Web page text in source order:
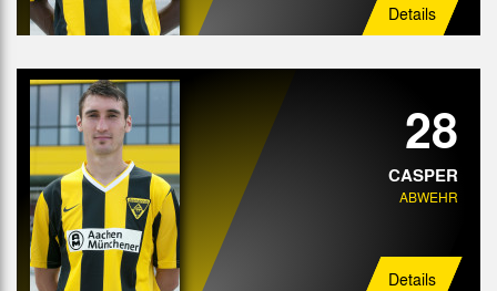
Details
28
CASPER
ABWEHR
Details